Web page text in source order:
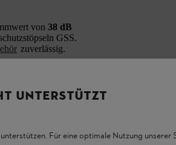
von 38 dB
GSS.
zuverlässig.
an und sorgen
In der
zur sicheren
UNTERSTÜTZT
Für eine optimale Nutzung unserer